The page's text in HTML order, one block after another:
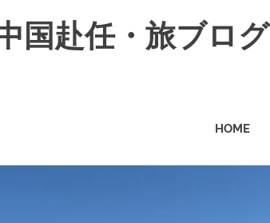
国赴任・旅ブログ
HOME